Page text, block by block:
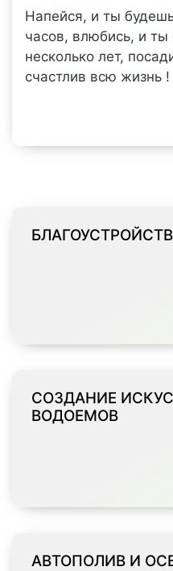
Напейся, и ты
часов, влюбись, и ты
несколько лет,
счастлив всю жизнь !
СОЗДАНИЕ
ВОДОЕМОВ
АВТОПОЛИВ И